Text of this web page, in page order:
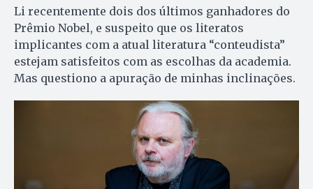
Li recentemente dois dos últimos ganhadores do
Prêmio Nobel, e suspeito que os literatos
implicantes com a atual literatura “conteudista”
estejam satisfeitos com as escolhas da academia.
Mas questiono a apuração de minhas inclinações.